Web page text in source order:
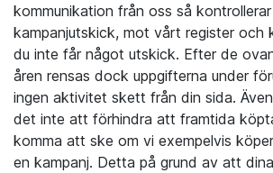
kommunikation från oss så
kampanjutskick, mot vårt register och
du inte får något utskick. Efter de
åren rensas dock uppgifterna under
ingen aktivitet skett från din sida.
det inte att förhindra att framtida
komma att ske om vi exempelvis
en kampanj. Detta på grund av att